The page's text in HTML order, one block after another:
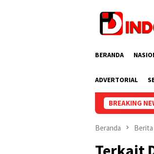
BERANDA
ADVERTORIAL
BREAKING
Narkotika Muara Beliti dan Kemenag
Beranda Berita